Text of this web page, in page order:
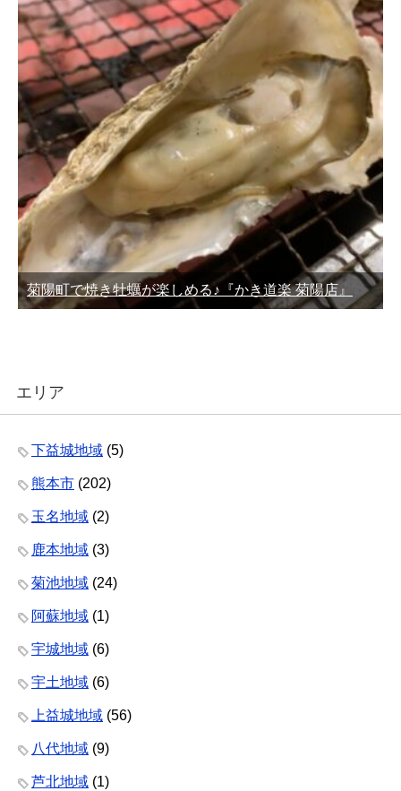
菊陽町で焼き牡蠣が楽しめる♪『かき道楽 菊陽店』
エリア
下益城地域 (5)
熊本市 (202)
玉名地域 (2)
鹿本地域 (3)
菊池地域 (24)
阿蘇地域 (1)
宇城地域 (6)
宇土地域 (6)
上益城地域 (56)
八代地域 (9)
芦北地域 (1)